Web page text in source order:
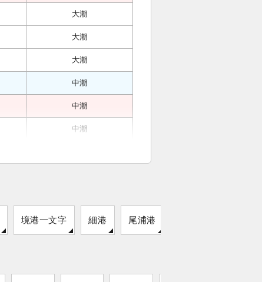
大潮
大潮
大潮
中潮
中潮
中潮
境港一文字 細港 尾浦港